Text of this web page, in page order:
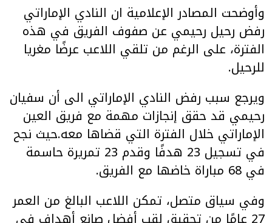
وأوضحت المصادر الإعلامية ان النادي الإماراتي
رفض رحيل رحيمي عن صفوف الفريق في هذه
الفترة، على الرغم من تلقي اللاعب عرضًا مغريا
للرحيل.
ويرجع سبب رفض النادي الإماراتي الى أن سفيان
رحيمي قد حقق إنجازات مهمة مع فريق العين
الإماراتي خلال الفترة التي قضاها معه.حيث نجح
في تسجيل 23 هدفًا وقدم 23 تمريرة حاسمة
في 68 مباراة خاضها مع الفريق.
وفي سياق متصل، تمكن اللاعب البالغ من العمر